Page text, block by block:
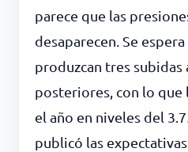
parece que las
desaparecen. Se
produzcan tres subidas
posteriores, con lo que
el año en niveles del
publicó las